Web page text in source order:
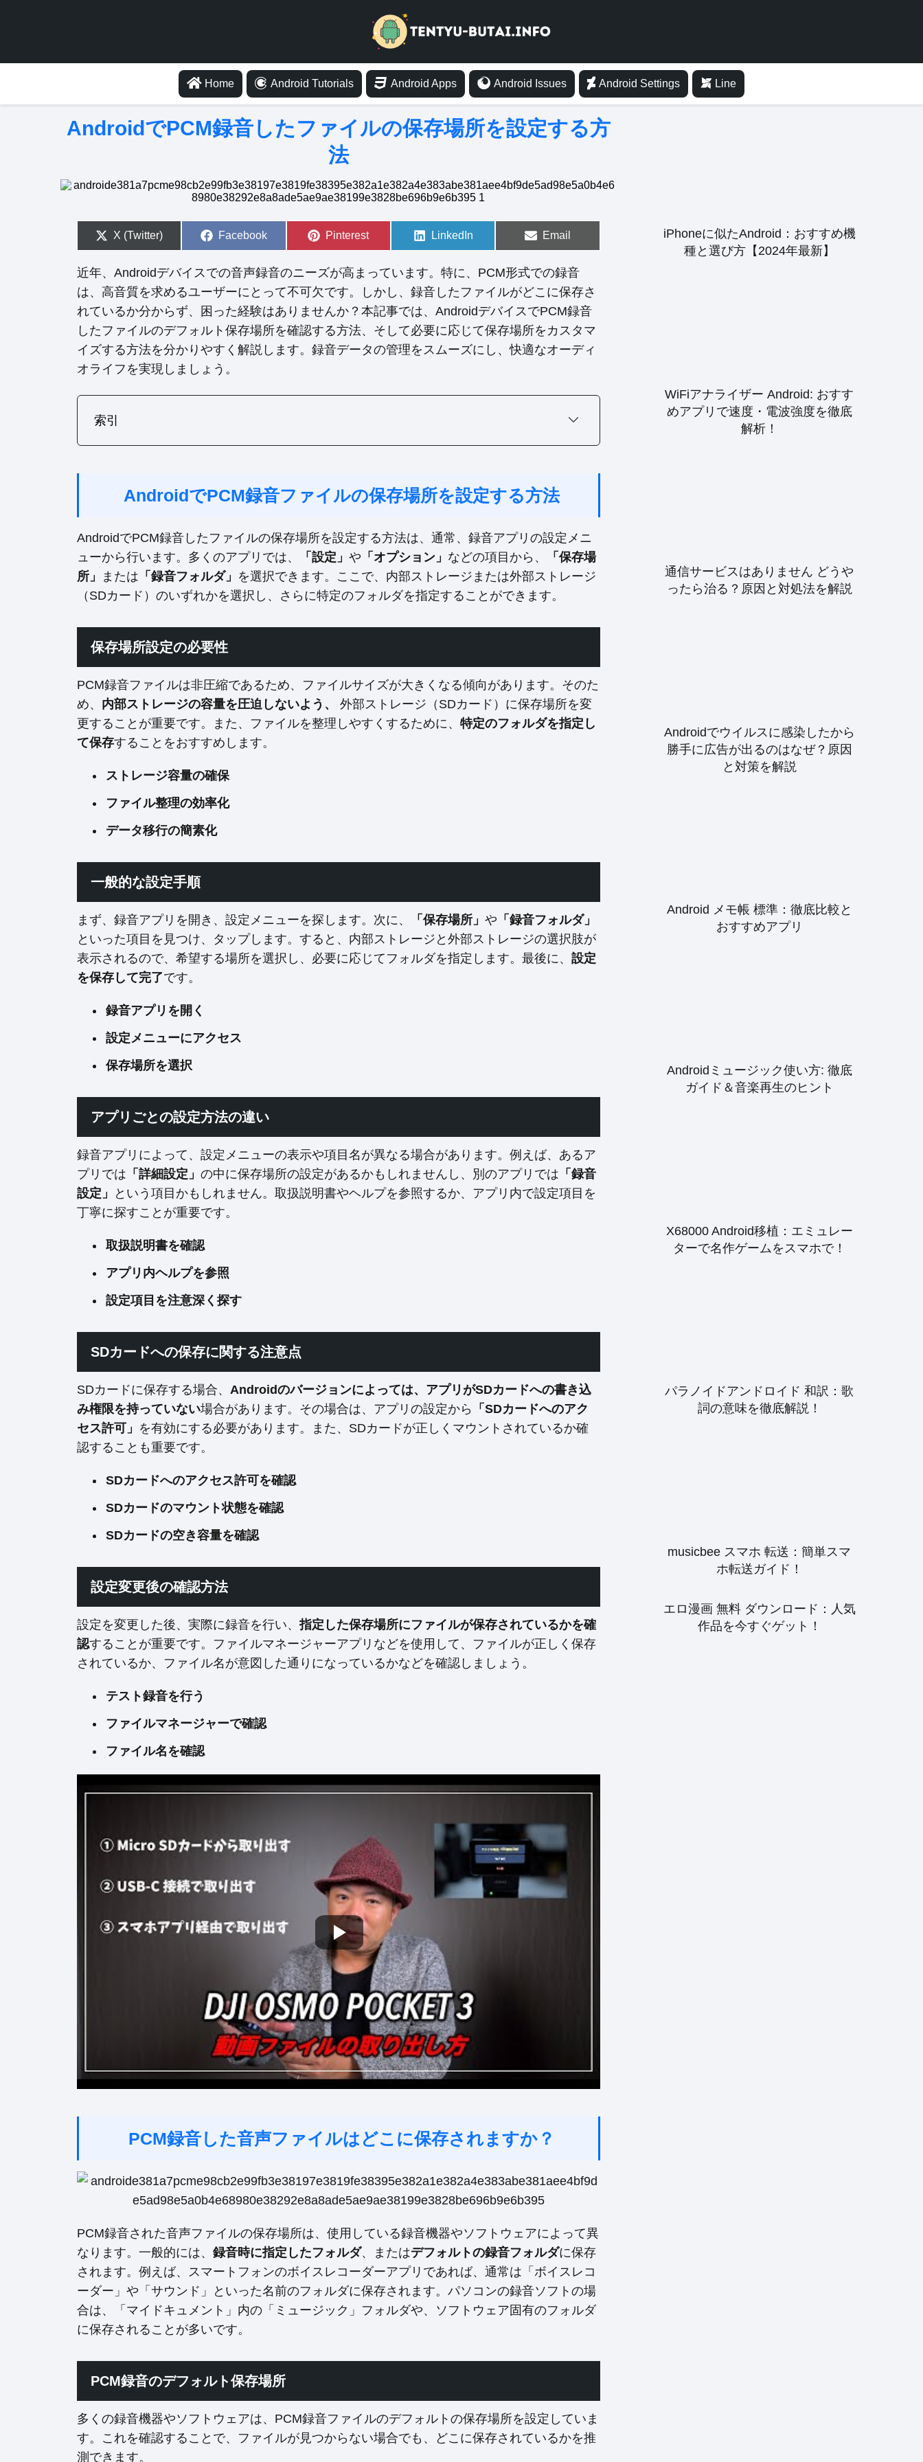
Home Android Tutorials Android Apps Android Issues Android Settings Line
AndroidでPCM録音したファイルの保存場所を設定する方
法
S
r
e
o
n
X (Twitter)
S
r
e
o
n
Facebook
S
r
e
o
n
Pinterest
S
e
o
n
LinkedIn
S
r
e
o
n
Email
近年、Androidデバイスでの音声録音のニーズが高まっています。特に、PCM形式での録音
は、高音質を求めるユーザーにとって不可欠です。しかし、録音したファイルがどこに保存さ
れているか分からず、困った経験はありませんか？本記事では、AndroidデバイスでPCM録音
したファイルのデフォルト保存場所を確認する方法、そして必要に応じて保存場所をカスタマ
イズする方法を分かりやすく解説します。録音データの管理をスムーズにし、快適なオーディ
オライフを実現しましょう。
索引
AndroidでPCM録音ファイルの保存場所を設定する方法
AndroidでPCM録音したファイルの保存場所を設定する方法は、通常、録音アプリの設定メニ
ューから行います。多くのアプリでは、
「設定」 や 「オプション」 などの項目から、
「保存場
所」
または 「録音フォルダ」 を選択できます。ここで、内部ストレージまたは外部ストレージ
（SDカード）のいずれかを選択し、さらに特定のフォルダを指定することができます。
保存場所設定の必要性
PCM録音ファイルは非圧縮であるため、ファイルサイズが大きくなる傾向があります。そのた
め、 内部ストレージの容量を圧迫しないよう、
外部ストレージ（SDカード）に保存場所を変
更することが重要です。また、ファイルを整理しやすくするために、 特定のフォルダを指定し
て保存することをおすすめします。
ストレージ容量の確保
ファイル整理の効率化
データ移行の簡素化
一般的な設定手順
まず、録音アプリを開き、設定メニューを探します。次に、 「保存場所」 や 「録音フォルダ」
といった項目を見つけ、タップします。すると、内部ストレージと外部ストレージの選択肢が
表示されるので、希望する場所を選択し、必要に応じてフォルダを指定します。最後に、 設定
を保存して完了です。
録音アプリを開く
設定メニューにアクセス
保存場所を選択
アプリごとの設定方法の違い
録音アプリによって、設定メニューの表示や項目名が異なる場合があります。例えば、あるア
プリでは 「詳細設定」 の中に保存場所の設定があるかもしれませんし、別のアプリでは 「録音
設定」
という項目かもしれません。取扱説明書やヘルプを参照するか、アプリ内で設定項目を
丁寧に探すことが重要です。
取扱説明書を確認
アプリ内ヘルプを参照
設定項目を注意深く探す
SDカードへの保存に関する注意点
SDカードに保存する場合、 Androidのバージョンによっては、アプリがSDカードへの書き込
み権限を持っていない場合があります。その場合は、アプリの設定から
「SDカードへのアク
セス許可」 を有効にする必要があります。また、SDカードが正しくマウントされているか確
認することも重要です。
SDカードへのアクセス許可を確認
SDカードのマウント状態を確認
SDカードの空き容量を確認
設定変更後の確認方法
設定を変更した後、実際に録音を行い、指定した保存場所にファイルが保存されているかを確
認することが重要です。ファイルマネージャーアプリなどを使用して、ファイルが正しく保存
されているか、ファイル名が意図した通りになっているかなどを確認しましょう。
テスト録音を行う
ファイルマネージャーで確認
ファイル名を確認
PCM録音した音声ファイルはどこに保存されますか？
PCM録音された音声ファイルの保存場所は、使用している録音機器やソフトウェアによって異
なります。一般的には、 録音時に指定したフォルダ、またはデフォルトの録音フォルダに保存
されます。例えば、スマートフォンのボイスレコーダーアプリであれば、通常は「ボイスレコ
ーダー」や「サウンド」といった名前のフォルダに保存されます。パソコンの録音ソフトの場
合は、「マイドキュメント」内の「ミュージック」フォルダや、ソフトウェア固有のフォルダ
に保存されることが多いです。
PCM録音のデフォルト保存場所
多くの録音機器やソフトウェアは、PCM録音ファイルのデフォルトの保存場所を設定していま
す。これを確認することで、ファイルが見つからない場合でも、どこに保存されているかを推
測できます。
iPhoneに似たAndroid：おすすめ機
種と選び方【2024年最新】
WiFiアナライザー Android: おすす
めアプリで速度・電波強度を徹底
解析！
通信サービスはありません どうや
ったら治る？原因と対処法を解説
Androidでウイルスに感染したから
勝手に広告が出るのはなぜ？原因
と対策を解説
Android メモ帳 標準：徹底比較と
おすすめアプリ
Androidミュージック使い方: 徹底
ガイド＆音楽再生のヒント
X68000 Android移植：エミュレー
ターで名作ゲームをスマホで！
パラノイドアンドロイド 和訳：歌
詞の意味を徹底解説！
musicbee スマホ 転送：簡単スマ
ホ転送ガイド！
エロ漫画 無料 ダウンロード：人気
作品を今すぐゲット！